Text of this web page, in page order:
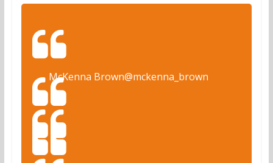
McKenna Brown@mckenna_brown